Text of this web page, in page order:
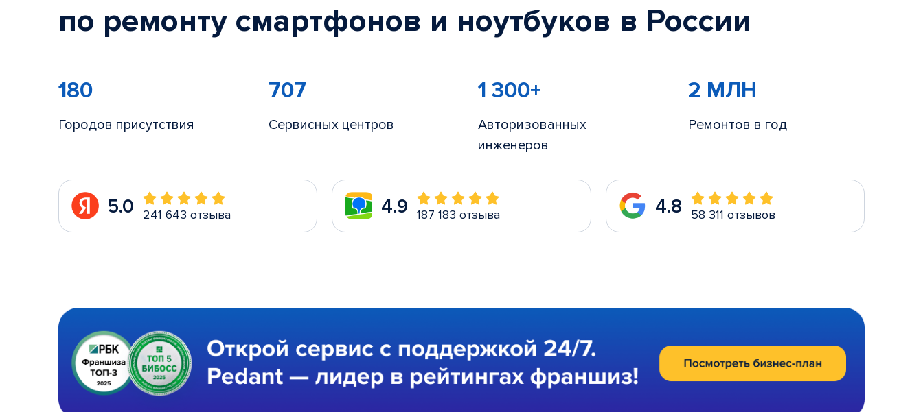
по ремонту смартфонов и ноутбуков в России
180
Городов присутствия
707
Сервисных центров
1 300+
Авторизованных
инженеров
2 МЛН
Ремонтов в год
5.0 241 643 отзыва 4.9 187 183 отзыва 4.8 58 311 отзывов